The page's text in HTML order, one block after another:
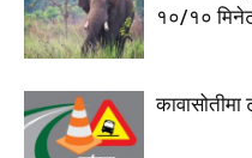
१०/१०